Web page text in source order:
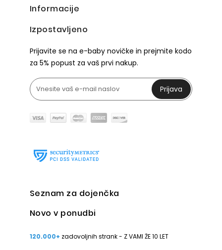
Informacije
Izpostavljeno
Prijavite se na e-baby novičke in prejmite kodo
za 5% popust za vaš prvi nakup.
Prijava
Seznam za dojenčka
Novo v ponudbi
120.000+ zadovoljnih strank - Z VAMI ŽE 10 LET